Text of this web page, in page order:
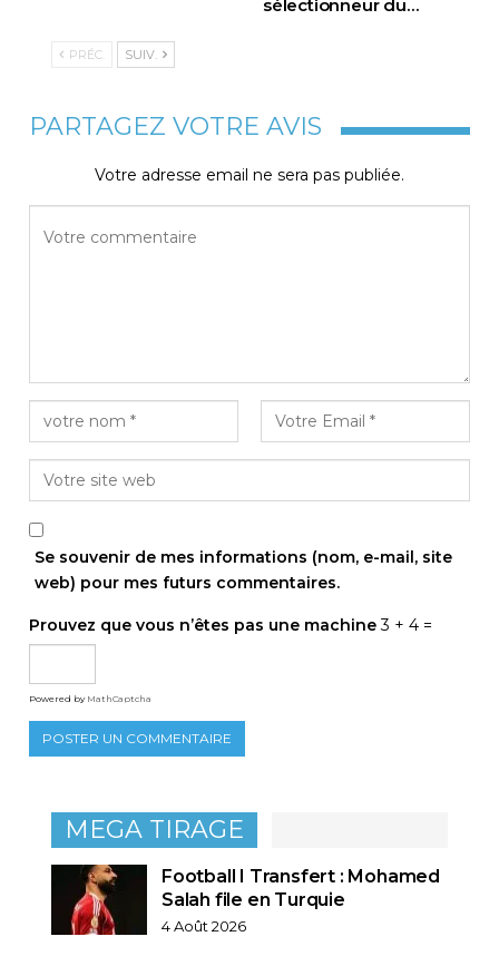
sélectionneur du…
PRÉC. SUIV.
PARTAGEZ VOTRE AVIS
Votre adresse email ne sera pas publiée.
Se souvenir de mes informations (nom, e-mail, site
web) pour mes futurs commentaires.
Prouvez que vous n’êtes pas une machine 3 + 4 =
Powered by MathCaptcha
MEGA TIRAGE
Football I Transfert : Mohamed
Salah file en Turquie
4 Août 2026